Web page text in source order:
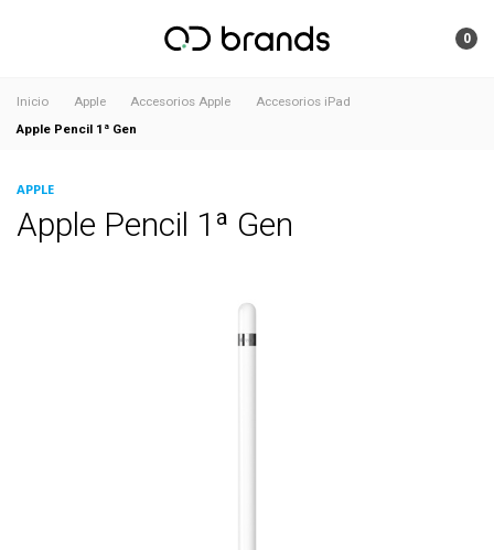
0
Inicio Apple Accesorios Apple
Accesorios iPad
Apple Pencil 1ª Gen
APPLE
Apple Pencil 1ª Gen